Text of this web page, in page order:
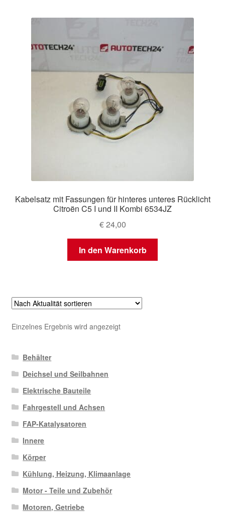
Kabelsatz mit Fassungen für hinteres unteres Rücklicht
Citroën C5 I und II Kombi 6534JZ
€24,00
In den Warenkorb
Einzelnes Ergebnis wird angezeigt
Behälter
Deichsel und Seilbahnen
Elektrische Bauteile
Fahrgestell und Achsen
FAP-Katalysatoren
Innere
Körper
Kühlung, Heizung, Klimaanlage
Motor - Teile und Zubehör
Motoren, Getriebe